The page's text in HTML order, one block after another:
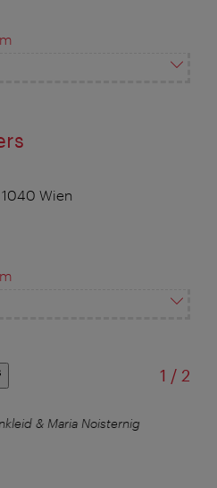
Wien
1 /sur
2
& Maria Noisternig